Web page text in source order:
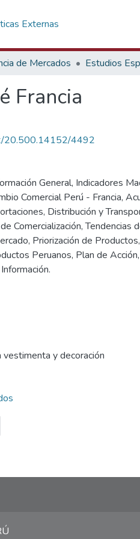
Externas
de Mercados Estudios
Francia
20.500.14152/4492
General, Indicadores
Comercial Perú - Francia,
Distribución y
Comercialización, Tendencias
Priorización de
Peruanos, Plan de
y decoración